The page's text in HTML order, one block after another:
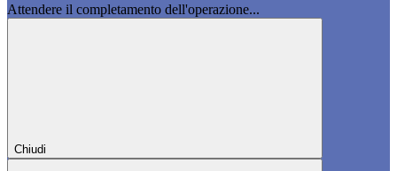
Attendere il completamento dell'operazione...
Chiudi